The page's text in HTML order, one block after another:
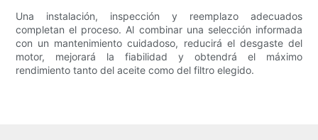
Una instalación, inspección y reemplazo adecuados
completan el proceso. Al combinar una selección informada
con un mantenimiento cuidadoso, reducirá el desgaste del
motor, mejorará la fiabilidad y obtendrá el máximo
rendimiento tanto del aceite como del filtro elegido.